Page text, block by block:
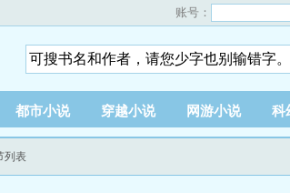
账号：
都市小说 穿越小说 网游小说 科
列表